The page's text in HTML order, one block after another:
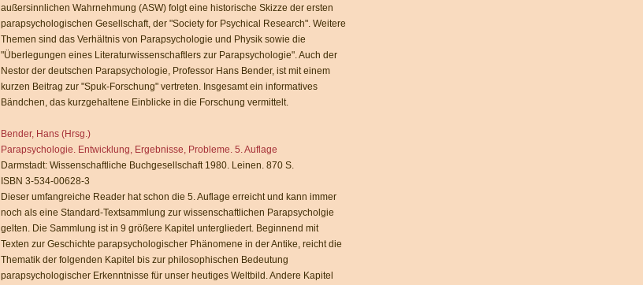
außersinnlichen Wahrnehmung (ASW) folgt eine historische Skizze der ersten
parapsychologischen Gesellschaft, der "Society for Psychical Research". Weitere
Themen sind das Verhältnis von Parapsychologie und Physik sowie die
"Überlegungen eines Literaturwissenschaftlers zur Parapsychologie". Auch der
Nestor der deutschen Parapsychologie, Professor Hans Bender, ist mit einem
kurzen Beitrag zur "Spuk-Forschung" vertreten. Insgesamt ein informatives
Bändchen, das kurzgehaltene Einblicke in die Forschung vermittelt.
Bender, Hans (Hrsg.)
Parapsychologie. Entwicklung, Ergebnisse, Probleme. 5. Auflage
Darmstadt: Wissenschaftliche Buchgesellschaft 1980. Leinen. 870 S.
ISBN 3-534-00628-3
Dieser umfangreiche Reader hat schon die 5. Auflage erreicht und kann immer
noch als eine Standard-Textsammlung zur wissenschaftlichen Parapsycholgie
gelten. Die Sammlung ist in 9 größere Kapitel untergliedert. Beginnend mit
Texten zur Geschichte parapsychologischer Phänomene in der Antike, reicht die
Thematik der folgenden Kapitel bis zur philosophischen Bedeutung
parapsychologischer Erkenntnisse für unser heutiges Weltbild. Andere Kapitel